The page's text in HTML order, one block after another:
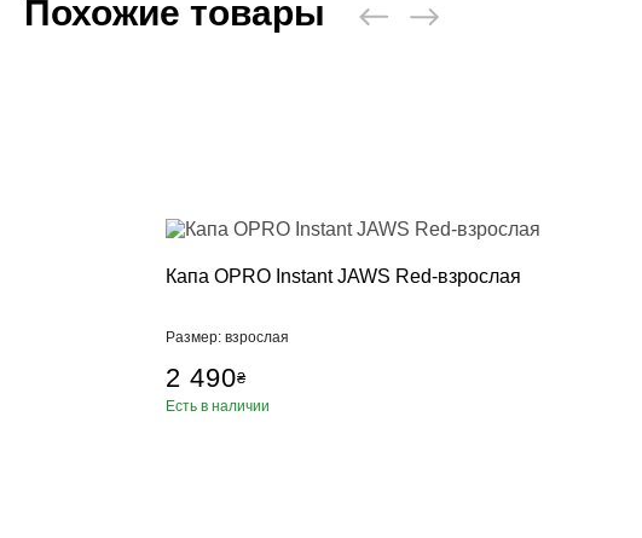
Похожие товары
Капа OPRO Instant JAWS Red-взрослая
Размер: взрослая
2 490₴
Есть в наличии